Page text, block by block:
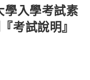
學入學考試素
考試說明』